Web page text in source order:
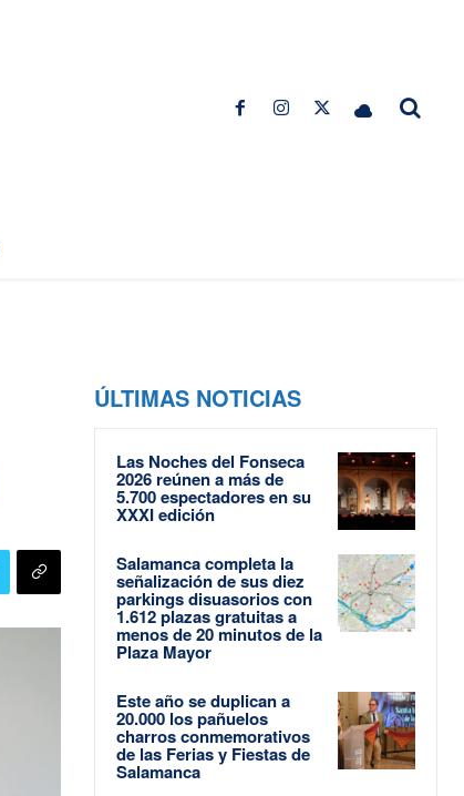
ÚLTIMAS NOTICIAS
Las Noches del Fonseca
2026 reúnen a más de
5.700 espectadores en su
XXXI edición
Salamanca completa la
señalización de sus diez
parkings disuasorios con
1.612 plazas gratuitas a
menos de 20 minutos de la
Plaza Mayor
Este año se duplican a
20.000 los pañuelos
charros conmemorativos
de las Ferias y Fiestas de
Salamanca